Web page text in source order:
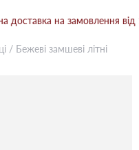
на замовлення від
/ Бежевi замшеві літні